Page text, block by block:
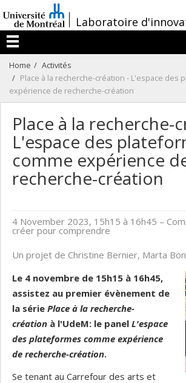
au
contenu
/Laboratoire
Menu
Home
Activités
Place à la recherche-création - L'espace des
expérience de recherche-création
Place à la recherche-
L'espace des
comme expérience
recherche-création
4 November 2023, 15h15 à 16h45 –
créer pour comprendre
Un projet de Christine Bernier, Marta
Le 4 novembre de 15h15 à 16h45,
assistez au premier évènement de
la série Place à la recherche-
création à l'UdeM: le panel L'espace
des plateformes comme expérience
de recherche-création.
Se tenant au Carrefour des arts et